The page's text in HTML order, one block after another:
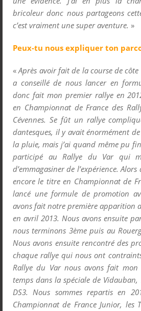
bricoleur donc nous partageons
c’est vraiment une super aventure. »
Peux-tu nous expliquer ton
«Après avoir fait de la course de
a conseillé de nous lancer en
donc fait mon premier rallye en
en Championnat de France des
Cévennes. Se fût un rallye
dantesques, il y avait énormément
la pluie, mais j’ai quand même pu
participé au Rallye du Var qui
d’emmagasiner de l’expérience.
encore le titre en Championnat de
lancé une formule de promotion
avons fait notre première apparition
en avril 2013. Nous avons ensuite
nous terminons 3èmepuis au
Nous avons ensuite rencontré des
chaque rallye qui nous ont
Rallye du Var nous avons fait
temps dans la spéciale de
DS3. Nous sommes repartis en
Championnat de France Junior, les